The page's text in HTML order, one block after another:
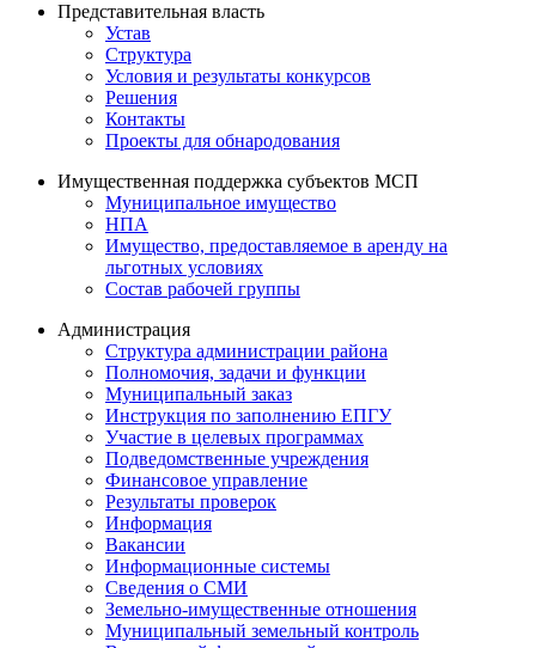
Представительная власть
Устав
Структура
Условия и результаты конкурсов
Решения
Контакты
Проекты для обнародования
Имущественная поддержка субъектов МСП
Муниципальное имущество
НПА
Имущество, предоставляемое в аренду на
льготных условиях
Состав рабочей группы
Администрация
Структура администрации района
Полномочия, задачи и функции
Муниципальный заказ
Инструкция по заполнению ЕПГУ
Участие в целевых программах
Подведомственные учреждения
Финансовое управление
Результаты проверок
Информация
Вакансии
Информационные системы
Сведения о СМИ
Земельно-имущественные отношения
Муниципальный земельный контроль